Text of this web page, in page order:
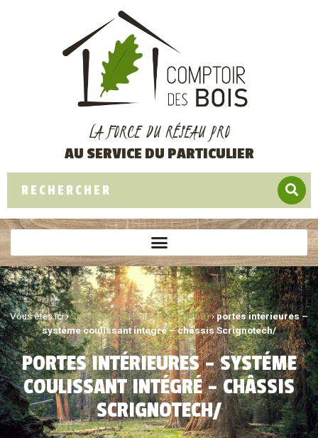
LA FORCE DU RÉSEAU PRO
AU SERVICE DU PARTICULIER
Vous êtes ici ›Spécialiste du bois à Cernay (68)›portes intérieures –
systéme coulissant intégré – châssis Scrignotech/
PORTES INTÉRIEURES – SYSTÉME
COULISSANT INTÉGRÉ – CHÂSSIS
SCRIGNOTECH/